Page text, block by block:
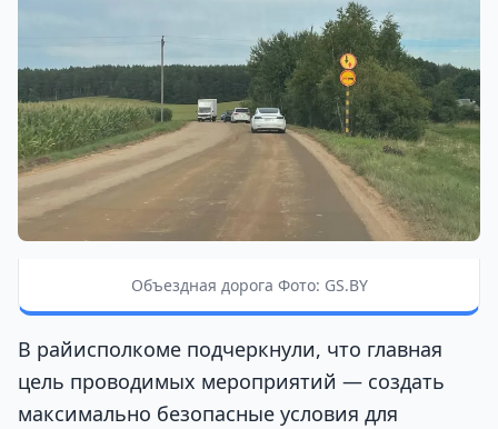
Объездная дорога Фото: GS.BY
В райисполкоме подчеркнули, что главная
цель проводимых мероприятий — создать
максимально безопасные условия для